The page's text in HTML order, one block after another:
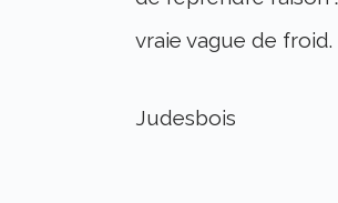
vraie vague de froid.
Judesbois